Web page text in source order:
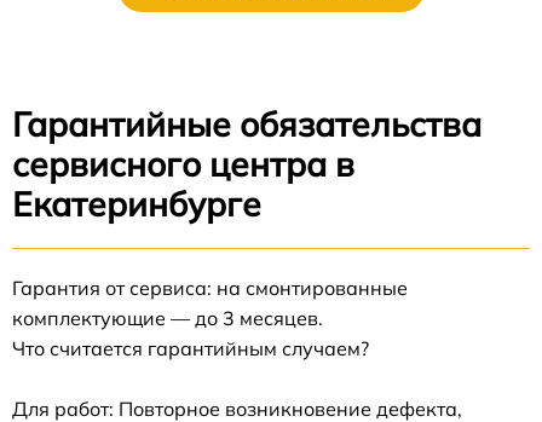
Гарантийные обязательства
сервисного центра в
Екатеринбурге
Гарантия от сервиса: на смонтированные
комплектующие — до 3 месяцев.
Что считается гарантийным случаем?
Для работ: Повторное возникновение дефекта,